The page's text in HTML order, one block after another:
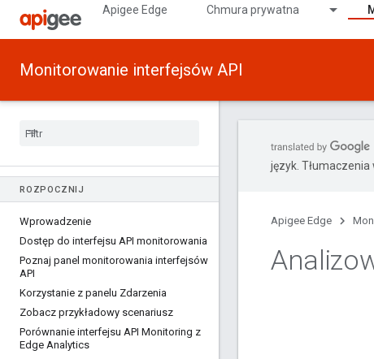
Apigee Edge Chmura prywatna
Monitorowanie interfejsów API
ROZPOCZNIJ
Wprowadzenie
Dostęp do interfejsu API monitorowania
Poznaj panel monitorowania interfejsów
API
Korzystanie z panelu Zdarzenia
Zobacz przykładowy scenariusz
Porównanie interfejsu API Monitoring z
Edge Analytics
język.
Apigee Edge